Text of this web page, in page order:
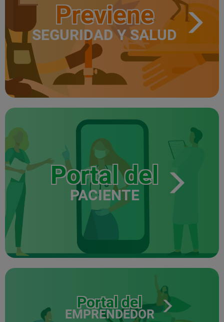
Previene
SEGURIDAD Y SALUD
Portal del
PACIENTE
Portal del
EMPRENDEDOR